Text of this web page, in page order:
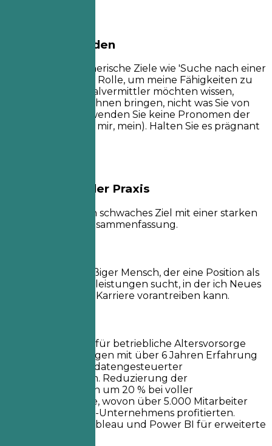
Besser vermeiden
Vermeiden Sie generische Ziele wie 'Suche nach einer
herausfordernden Rolle, um meine Fähigkeiten zu
erweitern.' Personalvermittler möchten wissen,
welchen Wert Sie ihnen bringen, nicht was Sie von
ihnen wollen. Verwenden Sie keine Pronomen der
ersten Person (ich, mir, mein). Halten Sie es prägnant
Beispiele aus der Praxis
Vergleichen Sie ein schwaches Ziel mit einer starken
professionellen Zusammenfassung.
Ziel: Ich bin ein fleißiger Mensch, der eine Position als
Berater für Zusatzleistungen sucht, in der ich Neues
lernen und meine Karriere vorantreiben kann.
Senior Consultant für betriebliche Altersvorsorge
und Zusatzleistungen mit über 6 Jahren Erfahrung
in der Konzeption datengesteuerter
Leistungslösungen. Reduzierung der
Gesundheitskosten um 20 % bei voller
Kostenübernahme, wovon über 5.000 Mitarbeiter
eines Fortune-500-Unternehmens profitierten.
Spezialisiert auf Tableau und Power BI für erweiterte